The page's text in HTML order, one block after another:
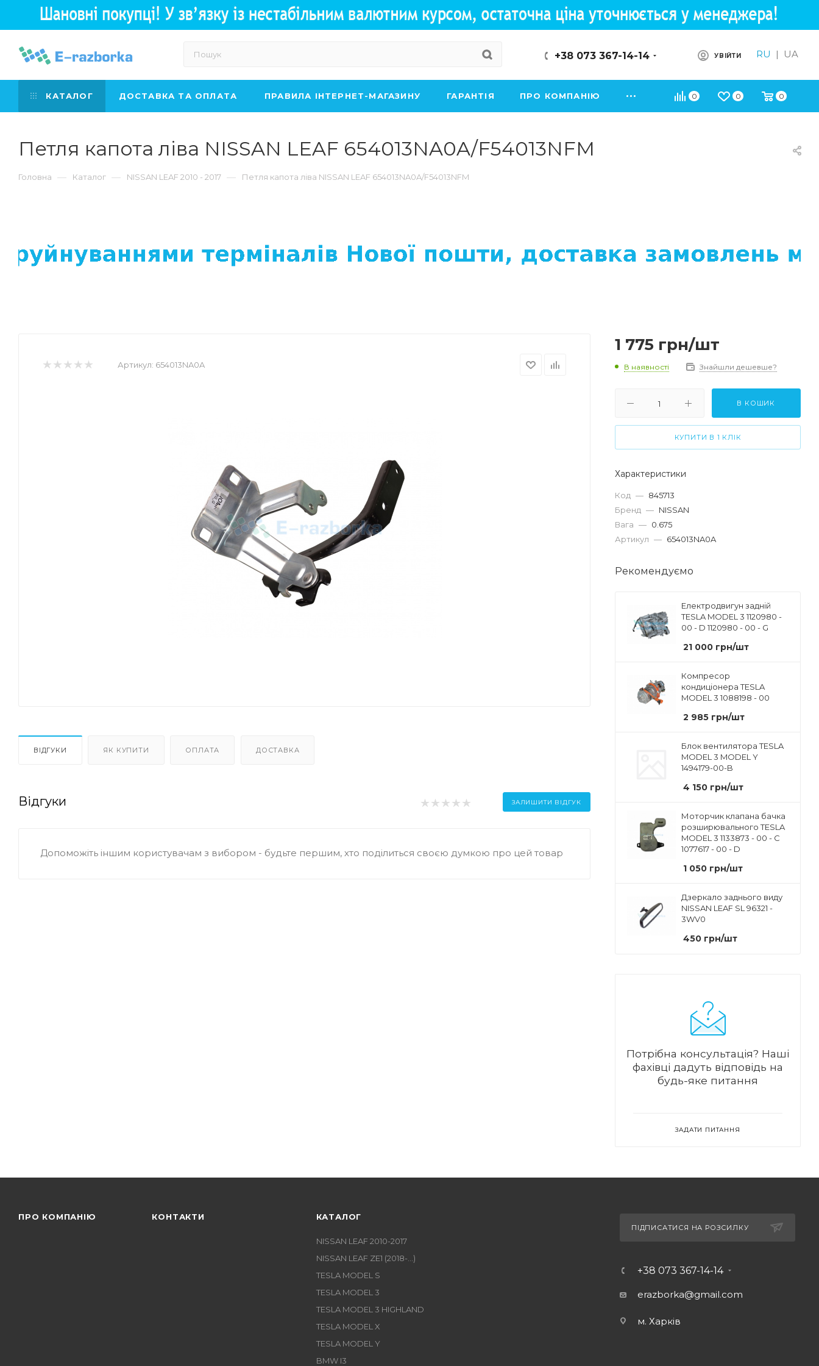
RU | UA
УВІЙТИ
+38 073 367-14-14
0 0 0
КАТАЛОГ ДОСТАВКА ТА ОПЛАТА ПРАВИЛА ІНТЕРНЕТ-МАГАЗИНУ ГАРАНТІЯ ПРО КОМПАНІЮ
Петля капота ліва NISSAN LEAF 654013NA0A/F54013NFM
Головна — Каталог — NISSAN LEAF 2010 - 2017 — Петля капота ліва NISSAN LEAF 654013NA0A/F54013NFM
Артикул: 654013NA0A
ВІДГУКИ ЯК КУПИТИ ОПЛАТА ДОСТАВКА
Відгуки ЗАЛИШИТИ ВІДГУК
Допоможіть іншим користувачам з вибором - будьте першим, хто поділиться своєю думкою про цей товар
1 775 грн/шт
В наявності Знайшли дешевше?
В КОШИК
КУПИТИ В 1 КЛІК
Характеристики
Код — 845713
Бренд — NISSAN
Вага — 0.675
Артикул — 654013NA0A
Рекомендуємо
Електродвигун задній
TESLA MODEL 3 1120980 -
00 - D 1120980 - 00 - G
21 000 грн/шт
Компресор
кондиціонера TESLA
MODEL 3 1088198 - 00
2 985 грн/шт
Блок вентилятора TESLA
MODEL 3 MODEL Y
1494179-00-B
4 150 грн/шт
Моторчик клапана бачка
розширювального TESLA
MODEL 3 1133873 - 00 - C
1077617 - 00 - D
1 050 грн/шт
Дзеркало заднього виду
NISSAN LEAF SL 96321 -
3WV0
450 грн/шт
Потрібна консультація? Наші
фахівці дадуть відповідь на
будь-яке питання
ЗАДАТИ ПИТАННЯ
ПРО КОМПАНІЮ КОНТАКТИ КАТАЛОГ
NISSAN LEAF 2010-2017
NISSAN LEAF ZE1 (2018-...)
TESLA MODEL S
TESLA MODEL 3
TESLA MODEL 3 HIGHLAND
TESLA MODEL X
TESLA MODEL Y
BMW I3
ПІДПИСАТИСЯ НА РОЗСИЛКУ
+38 073 367-14-14
erazborka@gmail.com
м. Харків